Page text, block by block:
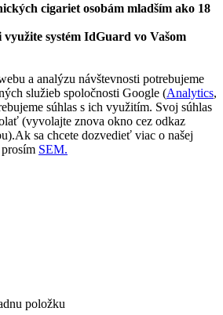
cigariet osobám mladším ako 18
využite systém IdGuard vo Vašom
a analýzu návštevnosti potrebujeme
služieb spoločnosti Google (Analytics,
súhlas s ich využitím. Svoj súhlas
(vyvolajte znova okno cez odkaz
sa chcete dozvedieť viac o našej
SEM.
položku